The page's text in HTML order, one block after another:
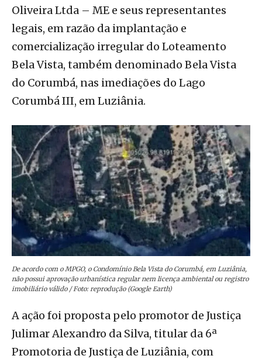
Oliveira Ltda – ME e seus representantes
legais, em razão da implantação e
comercialização irregular do Loteamento
Bela Vista, também denominado Bela Vista
do Corumbá, nas imediações do Lago
Corumbá III, em Luziânia.
De acordo com o MPGO, o Condomínio Bela Vista do Corumbá, em Luziânia,
não possui aprovação urbanística regular nem licença ambiental ou registro
imobiliário válido / Foto: reprodução (Google Earth)
A ação foi proposta pelo promotor de Justiça
Julimar Alexandro da Silva, titular da 6ª
Promotoria de Justiça de Luziânia, com